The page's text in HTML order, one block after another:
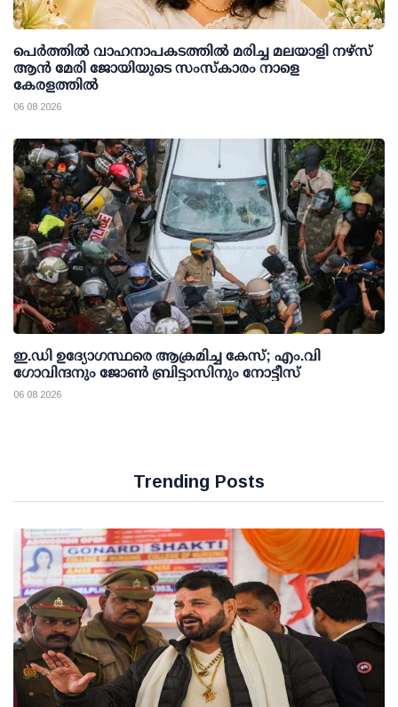
പെർത്തിൽ വാഹനാപകടത്തിൽ മരിച്ച മലയാളി നഴ്സ്
ആൻ മേരി ജോയിയുടെ സംസ്കാരം നാളെ
കേരളത്തിൽ
06 08 2026
ഇ.ഡി ഉദ്യോഗസ്ഥരെ ആക്രമിച്ച കേസ്; എം.വി
ഗോവിന്ദനും ജോണ്‍ ബ്രിട്ടാസിനും നോട്ടീസ്
06 08 2026
Trending Posts